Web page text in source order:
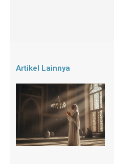
Artikel Lainnya